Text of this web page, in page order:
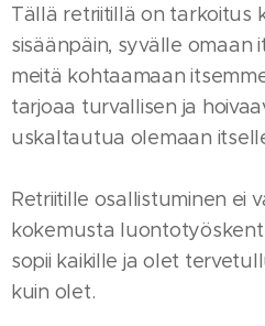
Tällä retriitillä on tarkoitus
sisäänpäin, syvälle omaan
meitä kohtaamaan
tarjoaa turvallisen ja
uskaltautua olemaan
Retriitille osallistuminen ei
kokemusta
sopii kaikille ja olet
kuin olet.